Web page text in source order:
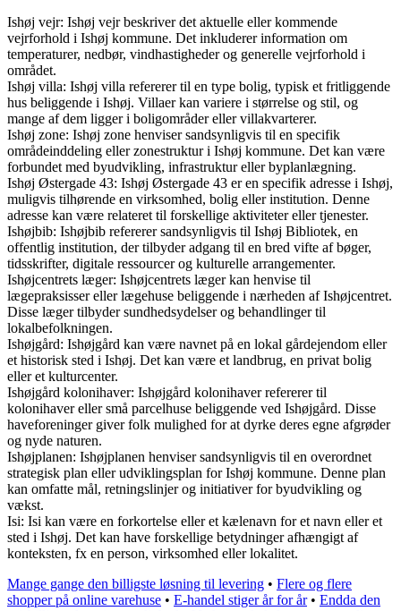
Ishøj vejr: Ishøj vejr beskriver det aktuelle eller kommende
vejrforhold i Ishøj kommune. Det inkluderer information om
temperaturer, nedbør, vindhastigheder og generelle vejrforhold i
området.
Ishøj villa: Ishøj villa refererer til en type bolig, typisk et fritliggende
hus beliggende i Ishøj. Villaer kan variere i størrelse og stil, og
mange af dem ligger i boligområder eller villakvarterer.
Ishøj zone: Ishøj zone henviser sandsynligvis til en specifik
områdeinddeling eller zonestruktur i Ishøj kommune. Det kan være
forbundet med byudvikling, infrastruktur eller byplanlægning.
Ishøj Østergade 43: Ishøj Østergade 43 er en specifik adresse i Ishøj,
muligvis tilhørende en virksomhed, bolig eller institution. Denne
adresse kan være relateret til forskellige aktiviteter eller tjenester.
Ishøjbib: Ishøjbib refererer sandsynligvis til Ishøj Bibliotek, en
offentlig institution, der tilbyder adgang til en bred vifte af bøger,
tidsskrifter, digitale ressourcer og kulturelle arrangementer.
Ishøjcentrets læger: Ishøjcentrets læger kan henvise til
lægepraksisser eller lægehuse beliggende i nærheden af Ishøjcentret.
Disse læger tilbyder sundhedsydelser og behandlinger til
lokalbefolkningen.
Ishøjgård: Ishøjgård kan være navnet på en lokal gårdejendom eller
et historisk sted i Ishøj. Det kan være et landbrug, en privat bolig
eller et kulturcenter.
Ishøjgård kolonihaver: Ishøjgård kolonihaver refererer til
kolonihaver eller små parcelhuse beliggende ved Ishøjgård. Disse
haveforeninger giver folk mulighed for at dyrke deres egne afgrøder
og nyde naturen.
Ishøjplanen: Ishøjplanen henviser sandsynligvis til en overordnet
strategisk plan eller udviklingsplan for Ishøj kommune. Denne plan
kan omfatte mål, retningslinjer og initiativer for byudvikling og
vækst.
Isi: Isi kan være en forkortelse eller et kælenavn for et navn eller et
sted i Ishøj. Det kan have forskellige betydninger afhængigt af
konteksten, fx en person, virksomhed eller lokalitet.
Mange gange den billigste løsning til levering • Flere og flere
shopper på online varehuse • E-handel stiger år for år• Endda den